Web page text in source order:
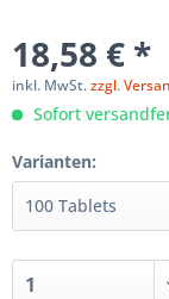
18,58 € *
inkl. MwSt.zzgl.
Sofort
Varianten: